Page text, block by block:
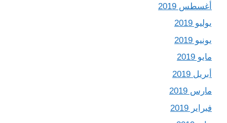
أغسطس 2019
يوليو 2019
يونيو 2019
مايو 2019
أبريل 2019
مارس 2019
فبراير 2019